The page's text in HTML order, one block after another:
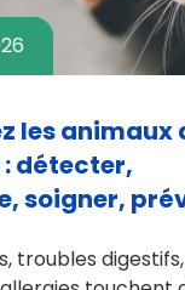
les animaux
détecter,
soigner,
troubles